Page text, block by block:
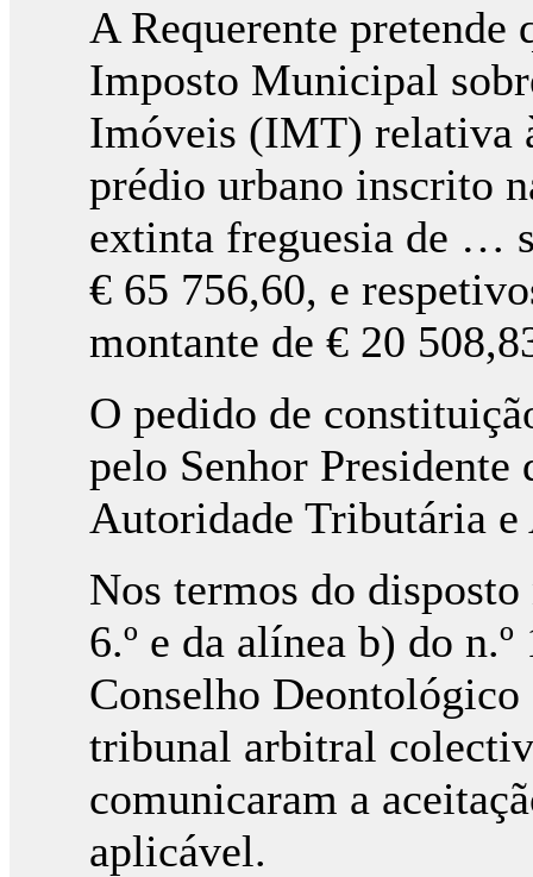
A Requerente pretende
Imposto Municipal
Imóveis (IMT) relativa
prédio urbano inscrito
extinta freguesia de …
€ 65 756,60, e
montante de € 20
O pedido de
pelo Senhor
Autoridade Tributária
Nos termos do
6.º e da alínea b) do
Conselho
tribunal arbitral
comunicaram a
aplicável.